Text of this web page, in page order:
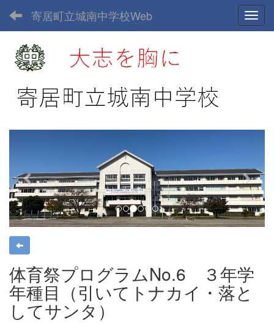
寄居町立城南中学校Web
e
v
i
o
u
s
x
t
体育祭プログラムNo.6 ３年学
年種目（引いてトナカイ・落と
してサンタ）